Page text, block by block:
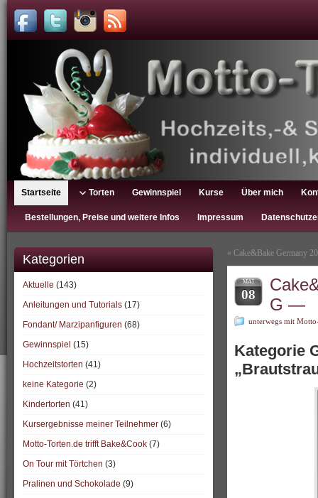
Startseite Torten Gewinnspiel Kurse Über mich
Bestellungen, Preise und weitere Infos Impressum
Kategorien
Aktuelle (143)
Anleitungen und Tutorials (17)
Fondant/ Marzipanfiguren (68)
Gewinnspiel (15)
Hochzeitstorten (41)
keine Kategorie (2)
Kindertorten (41)
Kursergebnisse meiner Teilnehmer (6)
Motto-Torten.de trifft Bake&Cook (7)
On Tour mit Törtchen (3)
Pralinen und Schokolade (9)
« Cake&Bake Germany
MAI
08
G —
unterwegs mit
Kategorie